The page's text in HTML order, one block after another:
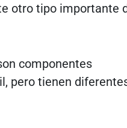
otro tipo importante
componentes
pero tienen